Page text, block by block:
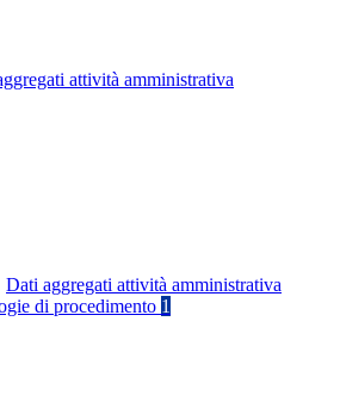
attività amministrativa
Dati aggregati attività amministrativa
di procedimento 1